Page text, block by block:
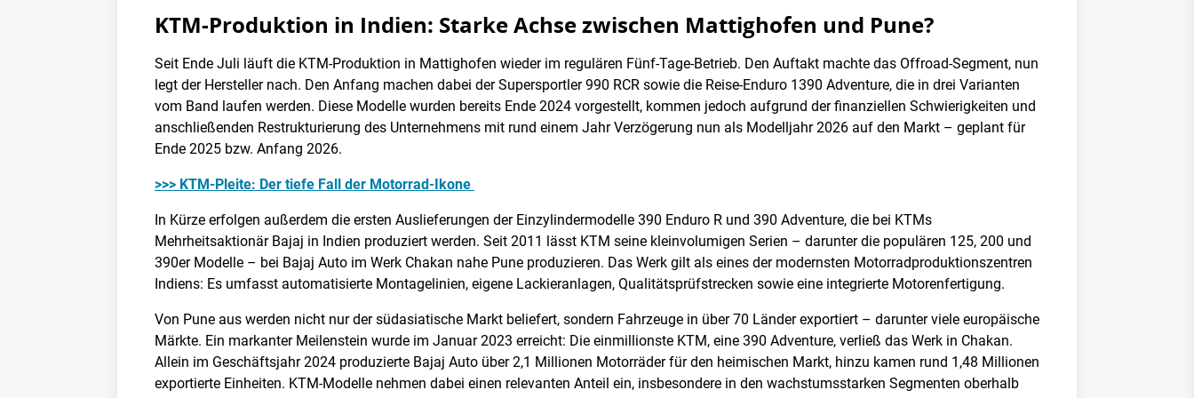
KTM-Produktion in Indien: Starke Achse zwischen Mattighofen und Pune?
Seit Ende Juli läuft die KTM-Produktion in Mattighofen wieder im regulären Fünf-Tage-Betrieb. Den Auftakt machte das Offroad-Segment, nun
legt der Hersteller nach. Den Anfang machen dabei der Supersportler 990 RCR sowie die Reise-Enduro 1390 Adventure, die in drei Varianten
vom Band laufen werden. Diese Modelle wurden bereits Ende 2024 vorgestellt, kommen jedoch aufgrund der finanziellen Schwierigkeiten und
anschließenden Restrukturierung des Unternehmens mit rund einem Jahr Verzögerung nun als Modelljahr 2026 auf den Markt – geplant für
Ende 2025 bzw. Anfang 2026.
>>> KTM-Pleite: Der tiefe Fall der Motorrad-Ikone
In Kürze erfolgen außerdem die ersten Auslieferungen der Einzylindermodelle 390 Enduro R und 390 Adventure, die bei KTMs
Mehrheitsaktionär Bajaj in Indien produziert werden. Seit 2011 lässt KTM seine kleinvolumigen Serien – darunter die populären 125, 200 und
390er Modelle – bei Bajaj Auto im Werk Chakan nahe Pune produzieren. Das Werk gilt als eines der modernsten Motorradproduktionszentren
Indiens: Es umfasst automatisierte Montagelinien, eigene Lackieranlagen, Qualitätsprüfstrecken sowie eine integrierte Motorenfertigung.
Von Pune aus werden nicht nur der südasiatische Markt beliefert, sondern Fahrzeuge in über 70 Länder exportiert – darunter viele europäische
Märkte. Ein markanter Meilenstein wurde im Januar 2023 erreicht: Die einmillionste KTM, eine 390 Adventure, verließ das Werk in Chakan.
Allein im Geschäftsjahr 2024 produzierte Bajaj Auto über 2,1 Millionen Motorräder für den heimischen Markt, hinzu kamen rund 1,48 Millionen
exportierte Einheiten. KTM-Modelle nehmen dabei einen relevanten Anteil ein, insbesondere in den wachstumsstarken Segmenten oberhalb